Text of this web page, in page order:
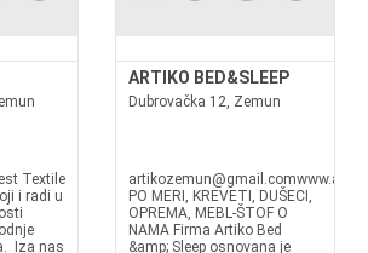
Textile
i radi u
Iza nas
ARTIKO BED&SLEEP
Dubrovačka 12, Zemun
PO MERI, KREVETI, DUŠECI,
OPREMA, MEBL-ŠTOF O
NAMA Firma Artiko Bed
&amp; Sleep osnovana je